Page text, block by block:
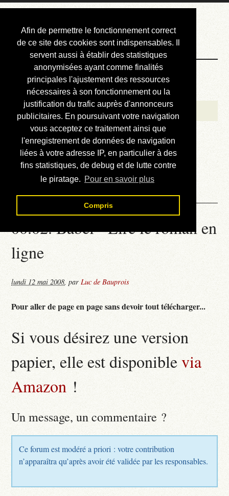
Afin de permettre le fonctionnement correct
de ce site des cookies sont indispensables. Il
servent aussi à établir des statistiques
anonymisées ayant comme finalités
principales l'ajustement des ressources
nécessaires à son fonctionnement ou la
justification du trafic auprès d'annonceurs
publicitaires. En poursuivant votre navigation
vous acceptez ce traitement ainsi que
l'enregistrement de données de navigation
liées à votre adresse IP, en particulier à des
fins statistiques, de debug et de lutte contre
le piratage. Pour en savoir plus
Compris
Courbis, « LE »
Blog Officiel
Bienvenue
Réalisations
Divers (et d’été)
Annonces
Liens externes
Téléchargement
Contact
00.02. Babel - Lire le roman en
ligne
lundi 12 mai 2008,parLuc de Bauprois
Pour aller de page en page sans devoir tout télécharger...
Si vous désirez une version
papier, elle est disponiblevia
Amazon !
Un message, un commentaire ?
Ce forum est modéré a priori : votre contribution
n’apparaîtra qu’après avoir été validée par les responsables.